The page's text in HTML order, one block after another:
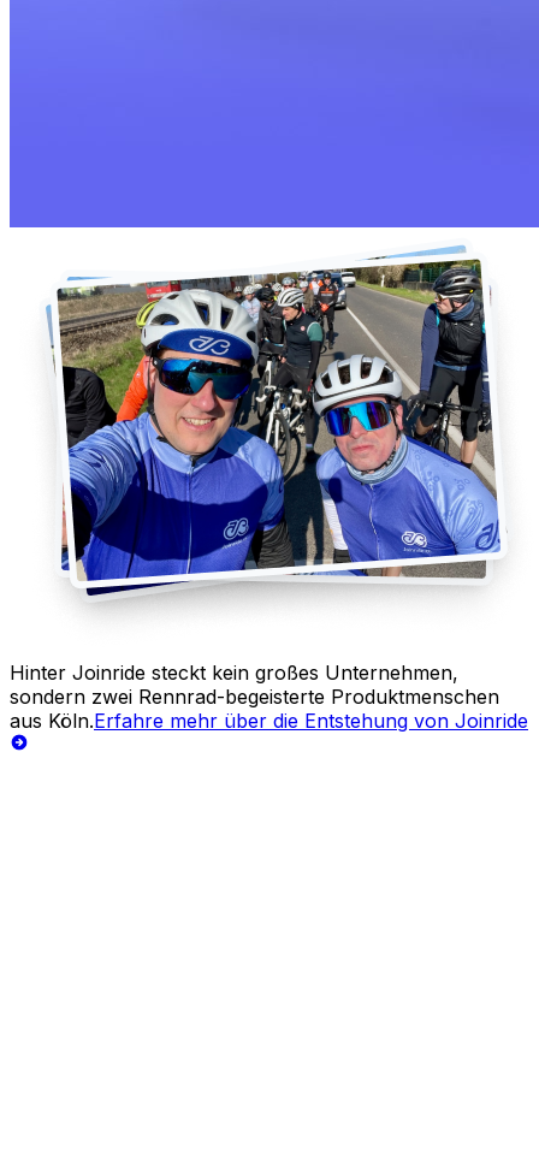
Hinter Joinride steckt kein großes Unternehmen,
sondern zwei Rennrad-begeisterte Produktmenschen
aus Köln.Erfahre mehr über die Entstehung von Joinride